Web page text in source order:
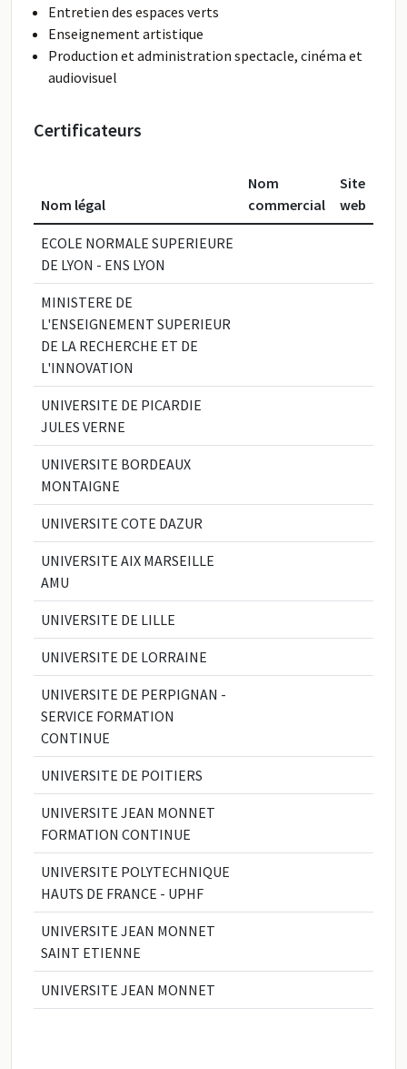
Entretien des espaces verts
Enseignement artistique
Production et administration spectacle, cinéma et
audiovisuel
Certificateurs
Nom légal
Nom
commercial
Site
web
ECOLE NORMALE SUPERIEURE
DE LYON - ENS LYON
MINISTERE DE
L'ENSEIGNEMENT SUPERIEUR
DE LA RECHERCHE ET DE
L'INNOVATION
UNIVERSITE DE PICARDIE
JULES VERNE
UNIVERSITE BORDEAUX
MONTAIGNE
UNIVERSITE COTE DAZUR
UNIVERSITE AIX MARSEILLE
AMU
UNIVERSITE DE LILLE
UNIVERSITE DE LORRAINE
UNIVERSITE DE PERPIGNAN -
SERVICE FORMATION
CONTINUE
UNIVERSITE DE POITIERS
UNIVERSITE JEAN MONNET
FORMATION CONTINUE
UNIVERSITE POLYTECHNIQUE
HAUTS DE FRANCE - UPHF
UNIVERSITE JEAN MONNET
SAINT ETIENNE
UNIVERSITE JEAN MONNET